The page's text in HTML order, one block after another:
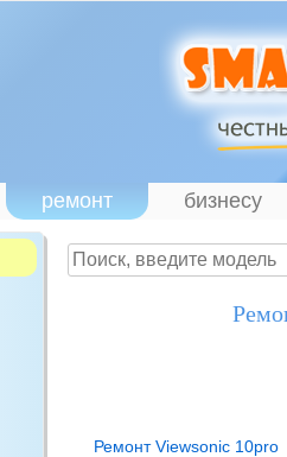
ремонт бизнесу
Ремонт Viewsonic 10pro